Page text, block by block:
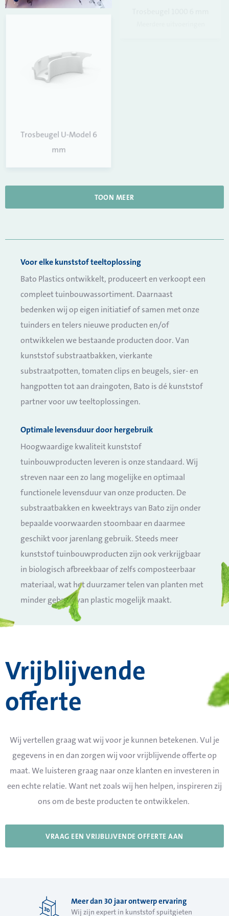
Trosbeugel U-Model 6
mm
TOON MEER
Voor elke kunststof teeltoplossing
Bato Plastics ontwikkelt, produceert en verkoopt een
compleet tuinbouwassortiment. Daarnaast
bedenken wij op eigen initiatief of samen met onze
tuinders en telers nieuwe producten en/of
ontwikkelen we bestaande producten door. Van
kunststof substraatbakken, vierkante
substraatpotten, tomaten clips en beugels, sier- en
hangpotten tot aan draingoten, Bato is dé kunststof
partner voor uw teeltoplossingen.
Optimale levensduur door hergebruik
Hoogwaardige kwaliteit kunststof
tuinbouwproducten leveren is onze standaard. Wij
streven naar een zo lang mogelijke en optimaal
functionele levensduur van onze producten. De
substraatbakken en kweektrays van Bato zijn onder
bepaalde voorwaarden stoombaar en daarmee
geschikt voor jarenlang gebruik. Steeds meer
kunststof tuinbouwproducten zijn ook verkrijgbaar
in biologisch afbreekbaar of zelfs composteerbaar
materiaal, wat het duurzamer telen van planten met
minder gebruik van plastic mogelijk maakt.
Vrijblijvende
offerte
Wij vertellen graag wat wij voor je kunnen betekenen. Vul je
gegevens in en dan zorgen wij voor vrijblijvende offerte op
maat. We luisteren graag naar onze klanten en investeren in
een echte relatie. Want net zoals wij hen helpen, inspireren zij
ons om de beste producten te ontwikkelen.
VRAAG EEN VRIJBLIJVENDE OFFERTE AAN
Meer dan 30 jaar ontwerp ervaring
Wij zijn expert in kunststof spuitgieten